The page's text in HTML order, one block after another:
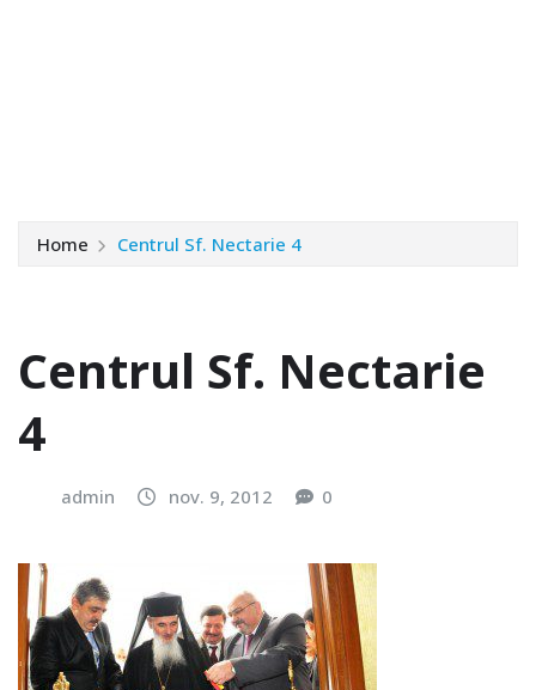
Home Centrul Sf. Nectarie 4
Centrul Sf. Nectarie
4
admin nov. 9, 2012 0